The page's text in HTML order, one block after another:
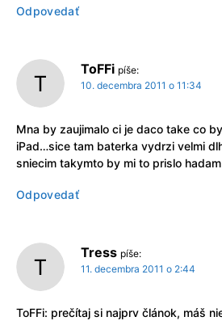
Odpovedať
ToFFi píše:
10. decembra 2011 o 11:34
Mna by zaujimalo ci je daco take co
iPad…sice tam baterka vydrzi velmi
sniecim takymto by mi to prislo
Odpovedať
Tress píše:
11. decembra 2011 o 2:44
ToFFi: prečítaj si najprv článok, máš